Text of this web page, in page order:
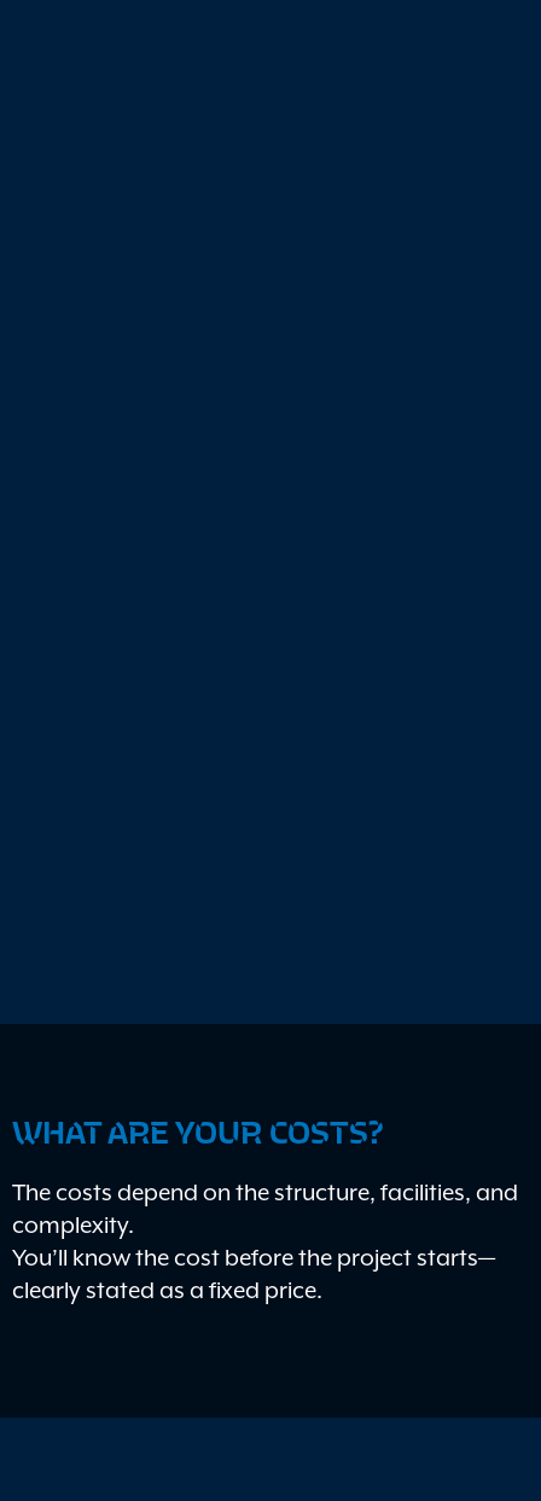
WHAT ARE YOUR COSTS?
The costs depend on the structure, facilities, and
complexity.
You’ll know the cost before the project starts—
clearly stated as a fixed price.